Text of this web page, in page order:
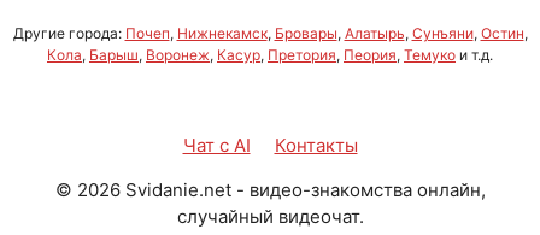
Другие города: Почеп, Нижнекамск, Бровары, Алатырь, Сунъяни, Остин,
Кола, Барыш, Воронеж, Касур, Претория, Пеория, Темуко и т.д.
Чат с AI
Контакты
© 2026 Svidanie.net - видео-знакомства онлайн,
случайный видеочат.